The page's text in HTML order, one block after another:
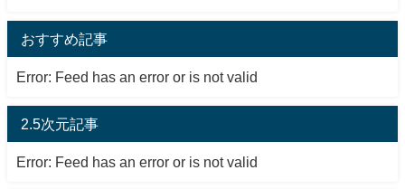
おすすめ記事
Error: Feed has an error or is not valid
2.5次元記事
Error: Feed has an error or is not valid